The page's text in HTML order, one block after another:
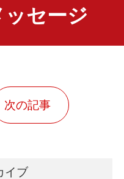
セージ
次の記事
イブ